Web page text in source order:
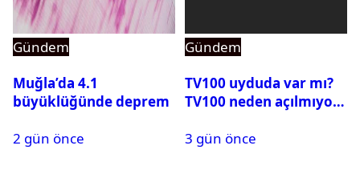
Gündem
Muğla’da 4.1
büyüklüğünde deprem
2 gün önce
Gündem
TV100 uyduda var mı?
TV100 neden açılmıyor?
3 gün önce